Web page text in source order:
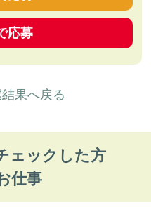
応募
果へ戻る
ェックした方
仕事